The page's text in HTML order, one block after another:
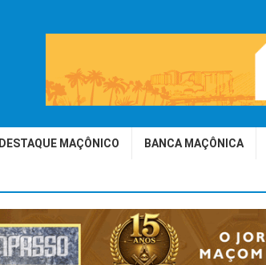
DESTAQUE MAÇÔNICO BANCA MAÇÔNICA